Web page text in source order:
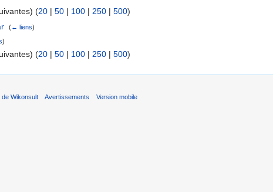
(20 | 50 | 100 | 250 | 500)
‎(← liens)
)
(20 | 50 | 100 | 250 | 500)
de Wikonsult Avertissements Version mobile